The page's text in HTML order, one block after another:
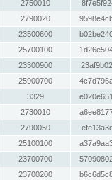
2750010
2790020
23500600
25700100
23300900
25900700
3329
2730010
2790050
25100100
23700700
23700200